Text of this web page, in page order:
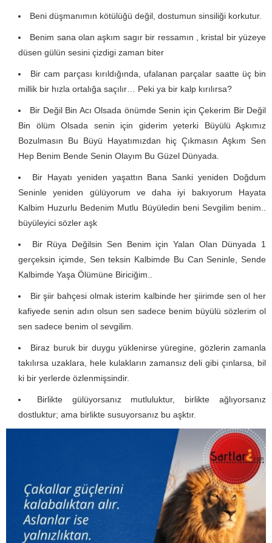
Beni düşmanımın kötülüğü değil, dostumun sinsiliği korkutur.
Benim sana olan aşkım sagır bir ressamın , kristal bir yüzeye
düsen gülün sesini çizdigi zaman biter
Bir cam parçası kırıldığında, ufalanan parçalar saatte üç bin
millik bir hızla ortalığa saçılır… Peki ya bir kalp kırılırsa?
Bir Değil Bin Acı Olsada önümde Senin için Çekerim Bir Değil
Bin ölüm Olsada senin için giderim yeterki Büyülü Aşkımız
Bozulmasın Bu Büyü Hayatımızdan hiç Çıkmasın Aşkım Sen
Hep Benim Bende Senin Olayım Bu Güzel Dünyada.
Bir Hayatı yeniden yaşattın Bana Sanki yeniden Doğdum
Seninle yeniden gülüyorum ve daha iyi bakıyorum Hayata
Kalbim Huzurlu Bedenim Mutlu Büyüledin beni Sevgilim benim..
büyüleyici sözler aşk
Bir Rüya Değilsin Sen Benim için Yalan Olan Dünyada 1
gerçeksin içimde, Sen teksin Kalbimde Bu Can Seninle, Sende
Kalbimde Yaşa Ölümüne Biriciğim..
Bir şiir bahçesi olmak isterim kalbinde her şiirimde sen ol her
kafiyede senin adın olsun sen sadece benim büyülü sözlerim ol
sen sadece benim ol sevgilim.
Biraz buruk bir duygu yüklenirse yüregine, gözlerin zamanla
takılırsa uzaklara, hele kulakların zamansız deli gibi çınlarsa, bil
ki bir yerlerde özlenmişsindir.
Birlikte gülüyorsanız mutluluktur, birlikte ağlıyorsanız
dostluktur; ama birlikte susuyorsanız bu aşktır.